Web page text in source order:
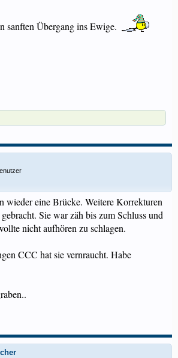
sanften Übergang ins Ewige.
wieder eine Brücke. Weitere Korrekturen
Sie war zäh bis zum Schluss und
nicht aufhören zu schlagen.
CCC hat sie vernraucht. Habe